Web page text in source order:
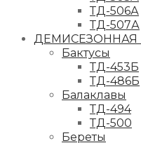
ТД-506А
ТД-507А
ДЕМИСЕЗОННАЯ
Бактусы
ТД-453Б
ТД-486Б
Балаклавы
ТД-494
ТД-500
Береты